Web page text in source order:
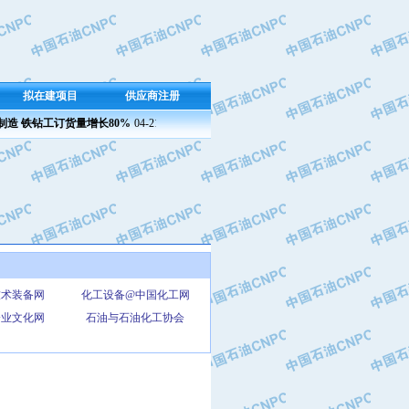
拟在建项目 供应商注册
铁钻工订货量增长80% 04-21 09:23 兰州石化成功产出新国标半精炼石蜡 04-21
装备网
化工设备@中国化工网
文化网
石油与石油化工协会